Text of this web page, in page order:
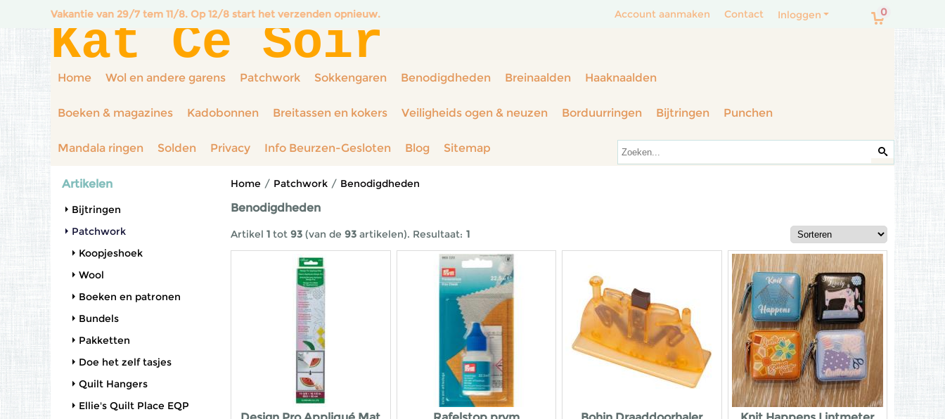
Vakantie van 29/7 tem 11/8. Op 12/8 start het verzenden opnieuw. 0
Inloggen
Account aanmaken Contact
Kat Ce Soir
Home Wol en andere garens Patchwork Sokkengaren Benodigdheden Breinaalden Haaknaalden
Boeken & magazines Kadobonnen Breitassen en kokers Veiligheids ogen & neuzen Borduurringen Bijtringen Punchen
Mandala ringen Solden Privacy Info Beurzen-Gesloten Blog Sitemap
Artikelen
Bijtringen
Patchwork
Koopjeshoek
Wool
Boeken en patronen
Bundels
Pakketten
Doe het zelf tasjes
Quilt Hangers
Ellie's Quilt Place EQP
Home / Patchwork / Benodigdheden
Benodigdheden
Artikel 1 tot 93 (van de 93 artikelen). Resultaat: 1